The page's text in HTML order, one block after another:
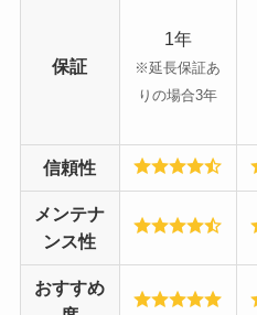
保証
1年
※延長保証あ
りの場合3年
信頼性
メンテナ
ンス性
おすすめ